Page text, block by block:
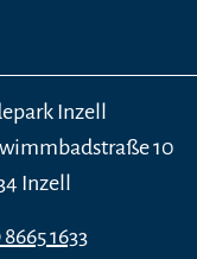
Inzell
10
Inzell
1633